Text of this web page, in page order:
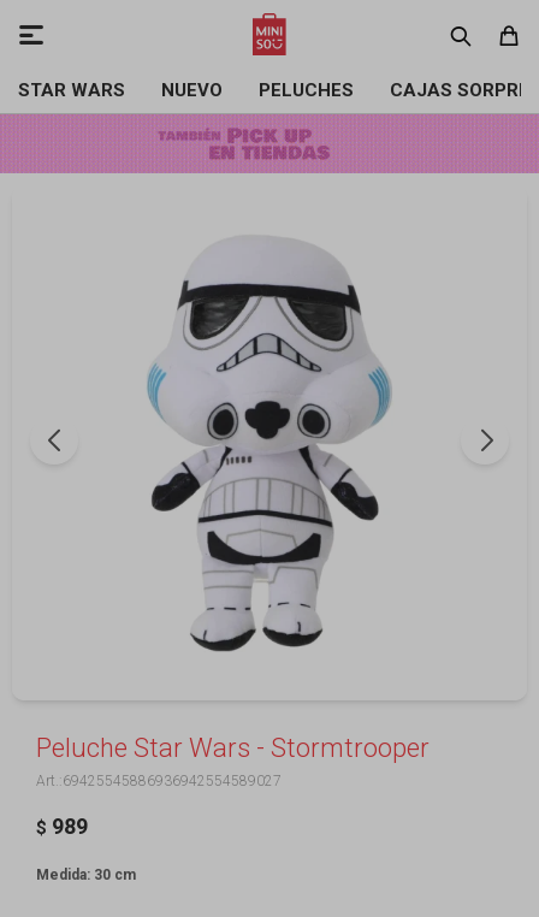
STAR WARS NUEVO PELUCHES CAJAS

Peluche Star Wars - Stormtrooper
69425545886936942554589027
$ 989
Medida: 30 cm